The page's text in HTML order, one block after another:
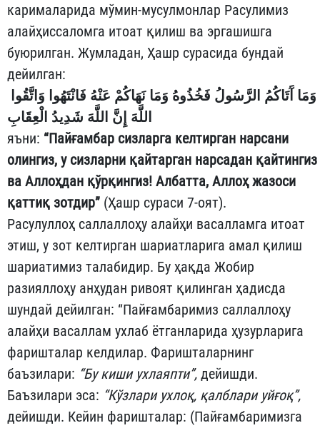
карималарида мўмин-мусулмонлар Расулимиз
алайҳиссаломга итоат қилиш ва эргашишга
буюрилган. Жумладан, Ҳашр сурасида бундай
дейилган:
وَمَا آَتَاكُمُ الرَّسُولُ فَخُذُوهُ وَمَا نَهَاكُمْ عَنْهُ فَانْتَهُوا وَاتَّقُوا
اللَّهَ إِنَّ اللَّهَ شَدِيدُ الْعِقَابِ
яъни: “Пайғамбар сизларга келтирган нарсани
олингиз, у сизларни қайтарган нарсадан қайтингиз
ва Аллоҳдан қўрқингиз! Албатта, Аллоҳ жазоси
қаттиқ зотдир” (Ҳашр сураси 7-оят).
Расулуллоҳ саллаллоҳу алайҳи васалламга итоат
этиш, у зот келтирган шариатларига амал қилиш
шариатимиз талабидир. Бу ҳақда Жобир
разияллоҳу анҳудан ривоят қилинган ҳадисда
шундай дейилган: “Пайғамбаримиз саллаллоҳу
алайҳи васаллам ухлаб ётганларида ҳузурларига
фаришталар келдилар. Фаришталарнинг
баъзилари: “Бу киши ухлаяпти”, дейишди.
Баъзилари эса: “Кўзлари ухлоқ, қалблари уйғоқ”,
дейишди. Кейин фаришталар: (Пайғамбаримизга